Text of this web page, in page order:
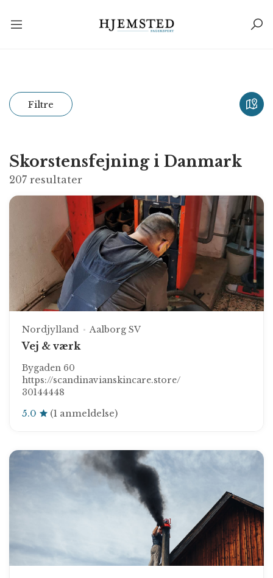
Filtre
Skorstensfejning i Danmark
207 resultater
Nordjylland Aalborg SV
Vej & værk
Bygaden 60
https://scandinavianskincare.store/
30144448
5.0 (1 anmeldelse)